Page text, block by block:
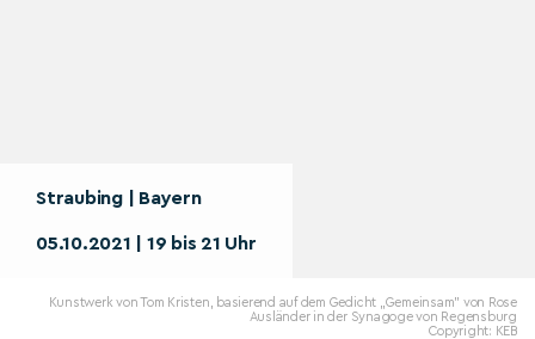
Straubing | Bayern
05.10.2021 | 19 bis 21 Uhr
Kunstwerk von Tom Kristen, basierend auf dem Gedicht „Gemeinsam" von Rose
Ausländer in der Synagoge von Regensburg
Copyright: KEB